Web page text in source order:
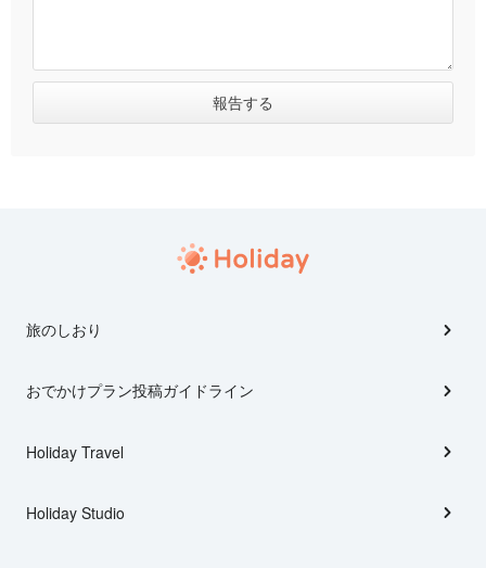
旅のしおり
おでかけプラン投稿ガイドライン
Holiday Travel
Holiday Studio